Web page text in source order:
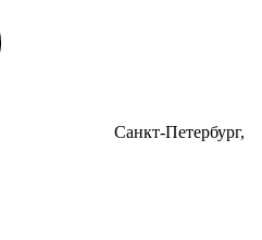
Санкт-Петербург,